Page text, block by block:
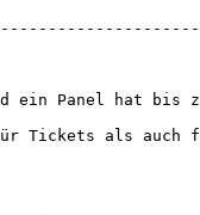
ein Panel hat
als auch für